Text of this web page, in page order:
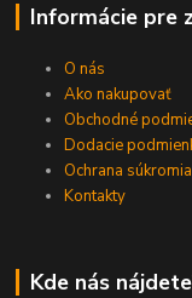
Informácie pre
O nás
Ako nakupovať
Obchodné
Dodacie
Ochrana súkromia
Kontakty
Kde nás